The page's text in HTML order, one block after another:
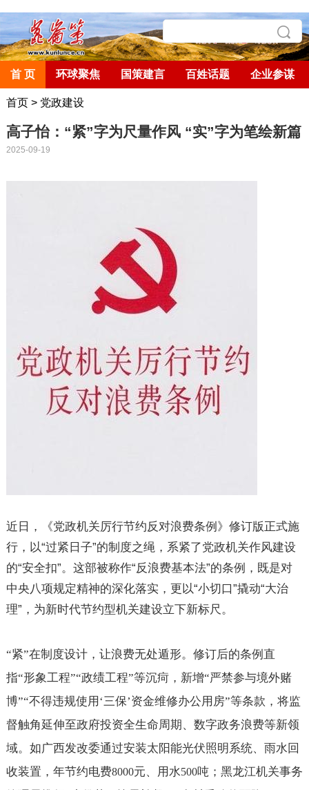
首 页 环球聚焦 国策建言 百姓话题 企业参谋
首页> 党政建设
高子怡：“紧”字为尺量作风 “实”字为笔绘新篇
2025-09-19
近日，《党政机关厉行节约反对浪费条例》修订版正式施
行，以“过紧日子”的制度之绳，系紧了党政机关作风建设
的“安全扣”。这部被称作“反浪费基本法”的条例，既是对
中央八项规定精神的深化落实，更以“小切口”撬动“大治
理”，为新时代节约型机关建设立下新标尺。
“紧”在制度设计，让浪费无处遁形。修订后的条例直
指“形象工程”“政绩工程”等沉疴，新增“严禁参与境外赌
博”“不得违规使用‘三保’资金维修办公用房”等条款，将监
督触角延伸至政府投资全生命周期、数字政务浪费等新领
域。如广西发改委通过安装太阳能光伏照明系统、雨水回
收装置，年节约电费8000元、用水500吨；黑龙江机关事务